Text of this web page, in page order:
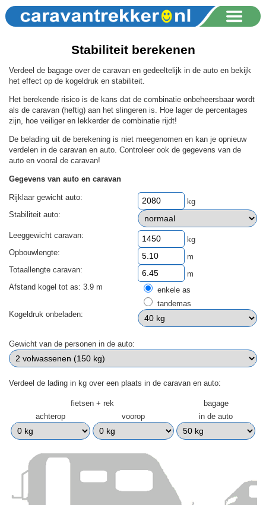
Stabiliteit berekenen
Verdeel de bagage over de caravan en gedeeltelijk in de auto en bekijk
het effect op de kogeldruk en stabiliteit.
Het berekende risico is de kans dat de combinatie onbeheersbaar wordt
als de caravan (heftig) aan het slingeren is. Hoe lager de percentages
zijn, hoe veiliger en lekkerder de combinatie rijdt!
De belading uit de berekening is niet meegenomen en kan je opnieuw
verdelen in de caravan en auto. Controleer ook de gegevens van de
auto en vooral de caravan!
Gegevens van auto en caravan
Rijklaar gewicht auto:
kg
Stabiliteit auto:
Leeggewicht caravan:
kg
Opbouwlengte:
m
Totaallengte caravan:
m
Afstand kogel tot as: 3.9 m
enkele as
tandemas
Kogeldruk onbeladen:
Gewicht van de personen in de auto:
Verdeel de lading in kg over een plaats in de caravan en auto:
fietsen + rek
bagage
achterop
voorop in de auto